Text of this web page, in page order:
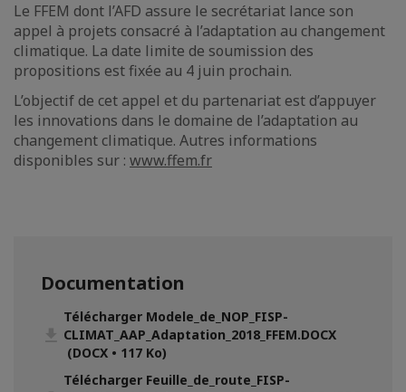
Le FFEM dont l’AFD assure le secrétariat lance son
appel à projets consacré à l’adaptation au changement
climatique. La date limite de soumission des
propositions est fixée au 4 juin prochain.
L’objectif de cet appel et du partenariat est d’appuyer
les innovations dans le domaine de l’adaptation au
changement climatique. Autres informations
disponibles sur : www.ffem.fr
Documentation
Télécharger Modele_de_NOP_FISP-
CLIMAT_AAP_Adaptation_2018_FFEM.DOCX
(DOCX • 117 Ko)
Télécharger Feuille_de_route_FISP-